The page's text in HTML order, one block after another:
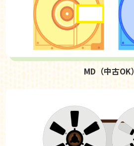
MD（中古OK）